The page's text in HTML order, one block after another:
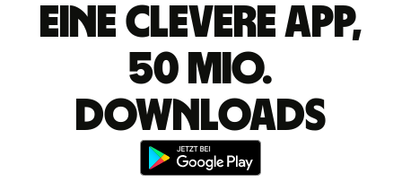
Eine clevere App,
50 Mio.
Downloads